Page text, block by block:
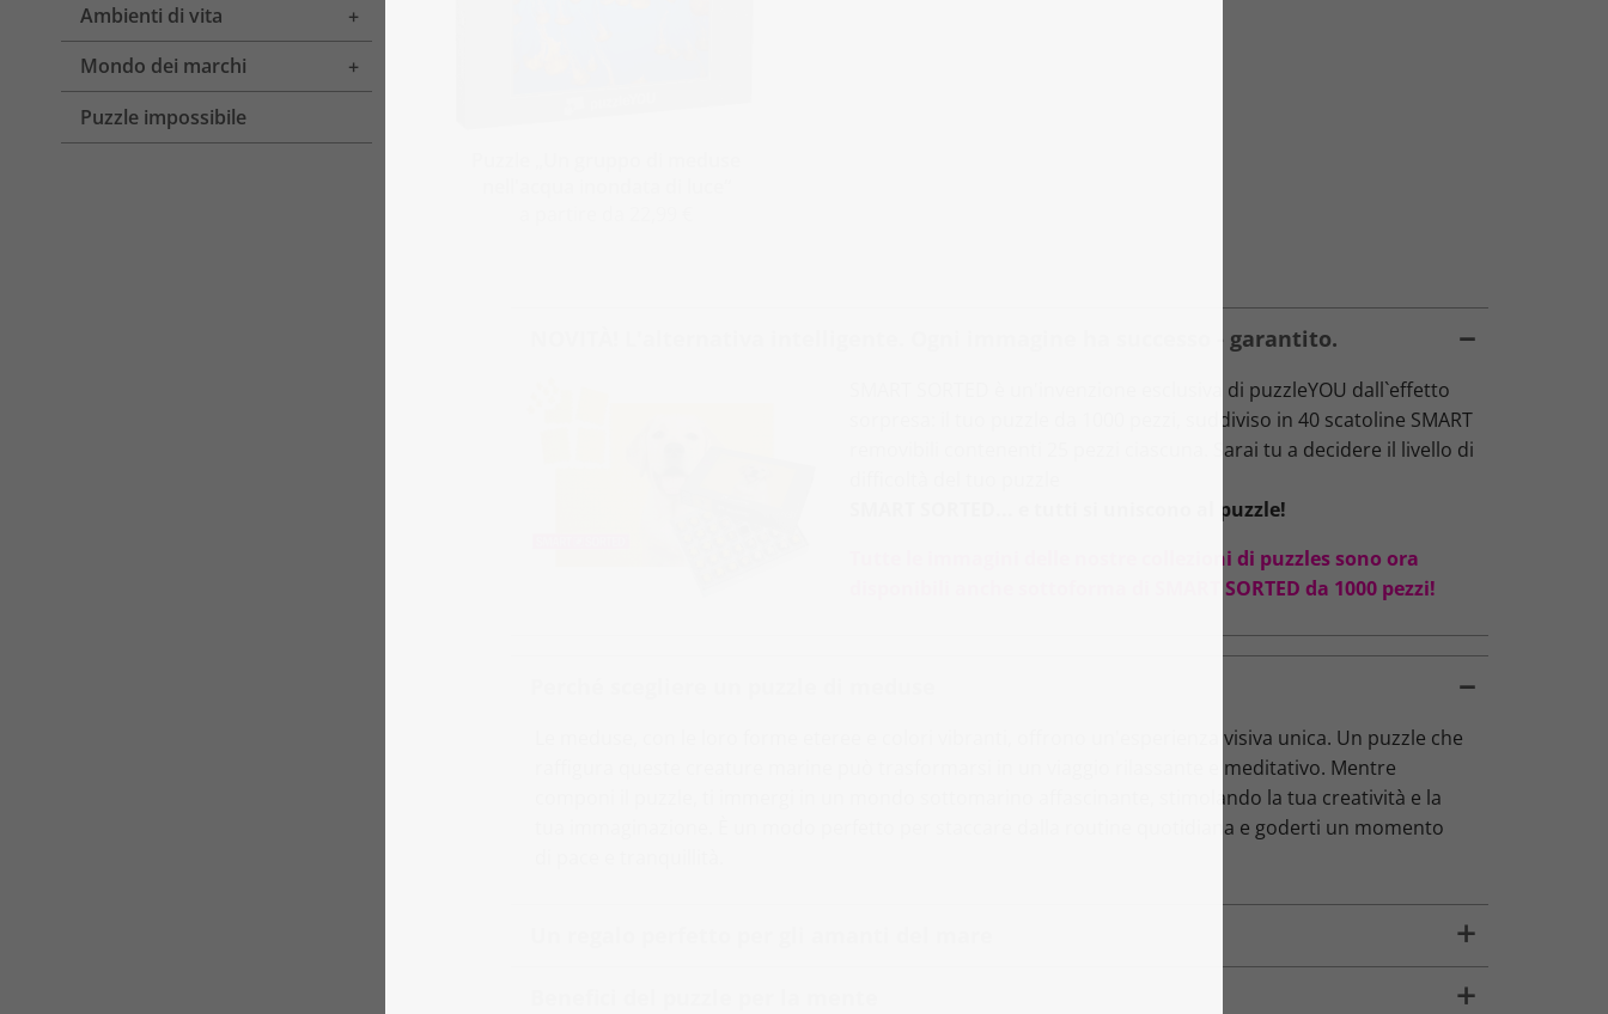
Ambienti di vita
Toggle menu
Mondo dei marchi
Toggle menu
Puzzle impossibile
NOVITÀ! L'alternativa intelligente. Ogni immagine ha successo - garantito.
SMART SORTED è un'invenzione esclusiva di puzzleYOU dall`effetto
sorpresa: il tuo puzzle da 1000 pezzi, suddiviso in 40 scatoline SMART
removibili contenenti 25 pezzi ciascuna. Sarai tu a decidere il livello di
SMART SORTED... e tutti si uniscono al puzzle!
Tutte le immagini delle nostre collezioni di puzzles sono ora
disponibili anche sottoforma di SMART SORTED da 1000 pezzi!
Le meduse, con le loro forme eteree e colori vibranti, offrono un'esperienza visiva unica. Un puzzle che
raffigura queste creature marine può trasformarsi in un viaggio rilassante e meditativo. Mentre
componi il puzzle, ti immergi in un mondo sottomarino affascinante, stimolando la tua creatività e la
tua immaginazione. È un modo perfetto per staccare dalla routine quotidiana e goderti un momento